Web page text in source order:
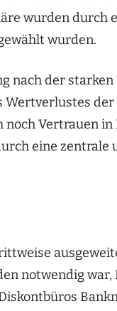
wurden durch
wurden.
nach der starken
der
Vertrauen
eine zentrale
notwendig war,